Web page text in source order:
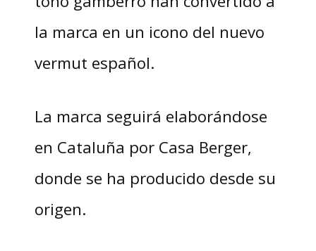
la marca en un icono del nuevo
vermut español.
La marca seguirá elaborándose
en Cataluña por Casa Berger,
donde se ha producido desde su
origen.